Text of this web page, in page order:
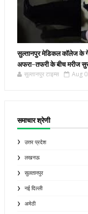
सुल्तानपुर मेडिकल कॉलेज के
अफरा-तफरी के बीच मरीज
सुल्तानपुर टाइम्स Aug
समाचार श्रेणी
उत्तर प्रदेश
लखनऊ
सुलतानपुर
नई दिल्ली
अमेठी